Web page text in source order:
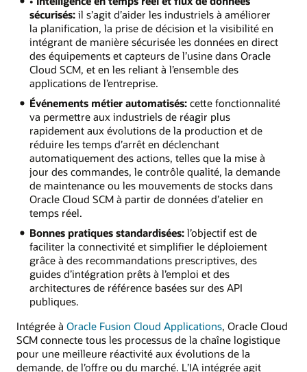
sécurisés:il s’agit d’aider les industriels à améliorer
la planification, la prise de décision et la visibilité en
intégrant de manière sécurisée les données en direct
des équipements et capteurs de l’usine dans Oracle
Cloud SCM, et en les reliant à l’ensemble des
applications de l’entreprise.
Événements métier automatisés:cette fonctionnalité
va permettre aux industriels de réagir plus
rapidement aux évolutions de la production et de
réduire les temps d’arrêt en déclenchant
automatiquement des actions, telles que la mise à
jour des commandes, le contrôle qualité, la demande
de maintenance ou les mouvements de stocks dans
Oracle Cloud SCM à partir de données d’atelier en
temps réel.
Bonnes pratiques standardisées:l’objectif est de
faciliter la connectivité et simplifier le déploiement
grâce à des recommandations prescriptives, des
guides d’intégration prêts à l’emploi et des
architectures de référence basées sur des API
publiques.
Intégrée à Oracle Fusion Cloud Applications, Oracle Cloud
SCM connecte tous les processus de la chaîne logistique
pour une meilleure réactivité aux évolutions de la
demande, de l’offre ou du marché. L’IA intégrée agit